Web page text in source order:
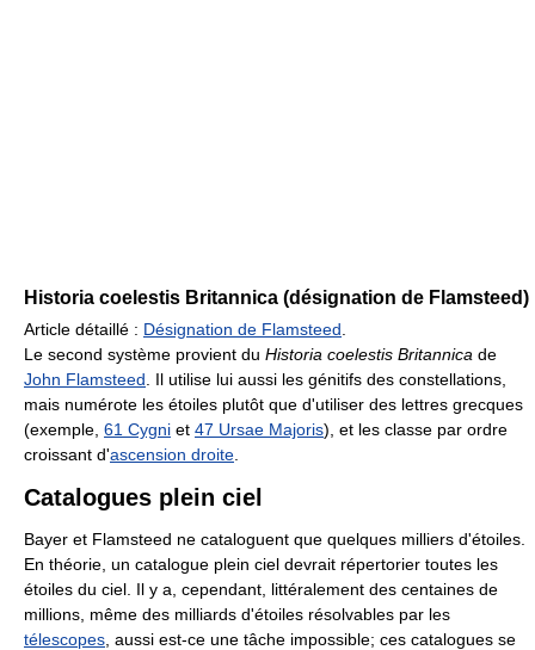
Historia coelestis Britannica (désignation de Flamsteed)
Article détaillé : Désignation de Flamsteed
Le second système provient du Historia coelestis Britannica de
John Flamsteed . Il utilise lui aussi les génitifs des constellations,
mais numérote les étoiles plutôt que d'utiliser des lettres grecques
(exemple, 61 Cygni et 47 Ursae Majoris), et les classe par ordre
croissant d'ascension droite
Catalogues plein ciel
Bayer et Flamsteed ne cataloguent que quelques milliers d'étoiles.
En théorie, un catalogue plein ciel devrait répertorier toutes les
étoiles du ciel. Il y a, cependant, littéralement des centaines de
millions, même des milliards d'étoiles résolvables par les
télescopes , aussi est-ce une tâche impossible; ces catalogues se